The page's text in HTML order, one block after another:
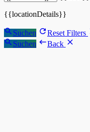
{{locationDetails}}
Suchen
Reset Filters
Suchen
Back